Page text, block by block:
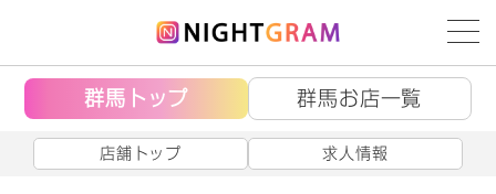
群馬トップ 群馬お店一覧
店舗トップ 求人情報